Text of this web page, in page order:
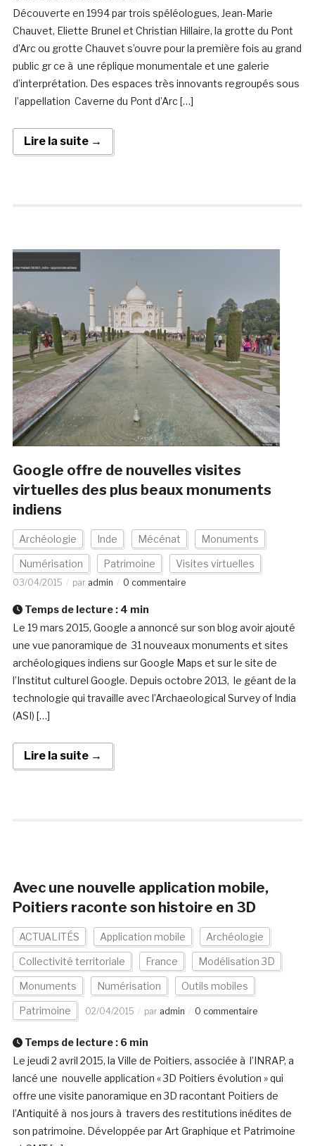
Découverte en 1994 par trois spéléologues, Jean-Marie
Chauvet, Eliette Brunel et Christian Hillaire, la grotte du Pont
d’Arc ou grotte Chauvet s’ouvre pour la première fois au grand
public gr ce à une réplique monumentale et une galerie
d’interprétation. Des espaces très innovants regroupés sous
l’appellation Caverne du Pont d’Arc […]
Lire la suite →
Google offre de nouvelles visites
virtuelles des plus beaux monuments
indiens
Archéologie Inde Mécénat Monuments
Numérisation Patrimoine Visites virtuelles
03/04/2015 par admin 0 commentaire
Temps de lecture : 4 min
Le 19 mars 2015, Google a annoncé sur son blog avoir ajouté
une vue panoramique de 31 nouveaux monuments et sites
archéologiques indiens sur Google Maps et sur le site de
l’Institut culturel Google. Depuis octobre 2013, le géant de la
technologie qui travaille avec l’Archaeological Survey of India
(ASI) […]
Lire la suite →
Avec une nouvelle application mobile,
Poitiers raconte son histoire en 3D
ACTUALITÉS Application mobile Archéologie
Collectivité territoriale France Modélisation 3D
Monuments Numérisation Outils mobiles
Patrimoine 02/04/2015 par admin 0 commentaire
Temps de lecture : 6 min
Le jeudi 2 avril 2015, la Ville de Poitiers, associée à l’INRAP, a
lancé une nouvelle application « 3D Poitiers évolution » qui
offre une visite panoramique en 3D racontant Poitiers de
l’Antiquité à nos jours à travers des restitutions inédites de
son patrimoine. Développée par Art Graphique et Patrimoine